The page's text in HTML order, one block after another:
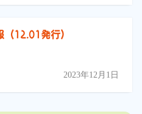
（12.01発行）
2023年12月1日